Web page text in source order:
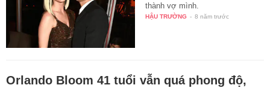
thành vợ mình.
HẬU TRƯỜNG - 8 năm trước
Orlando Bloom 41 tuổi vẫn quá phong độ,